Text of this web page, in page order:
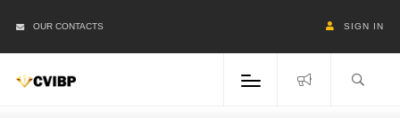
OUR CONTACTS SIGN IN